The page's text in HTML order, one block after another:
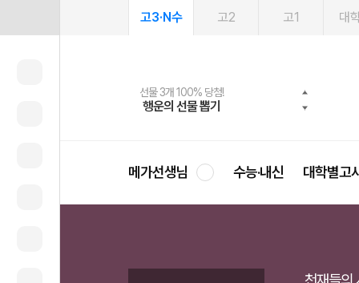
고3·N수 고2 고1 대
선물 3개 100% 당첨!
행운의 선물 뽑기
선물 100% 증정!
메가스터디 X 올리브
여름방학 스터디 캐시백
메가런 썸머스쿨
2027 러셀 단과
강사 공개선발
스마트러닝앱
설문 EVENT
메가패스
3일 무료 체험권
메가패스 수강생 무료혜택!
메가클럽 멤버십
사회공헌 캠페인
희망이룸 메가나눔
메가선생님 수능·내신 대학별고